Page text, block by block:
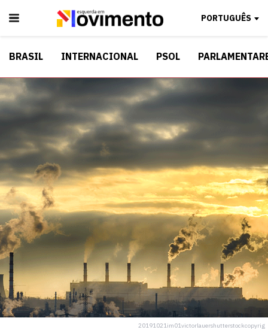
PORTUGUÊS
BRASIL INTERNACIONAL PSOL
20191021im01victorlauershutterstockcopyrig